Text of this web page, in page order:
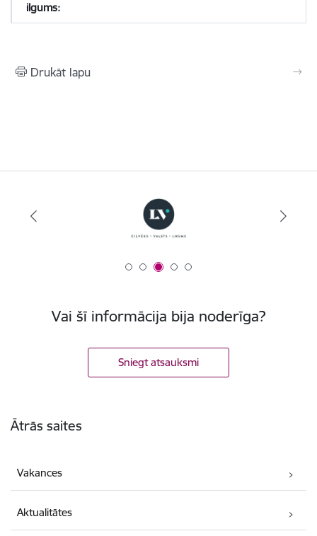
Drukāt lapu
Vai šī informācija bija noderīga?
Sniegt atsauksmi
Ātrās saites
Vakances
Aktualitātes